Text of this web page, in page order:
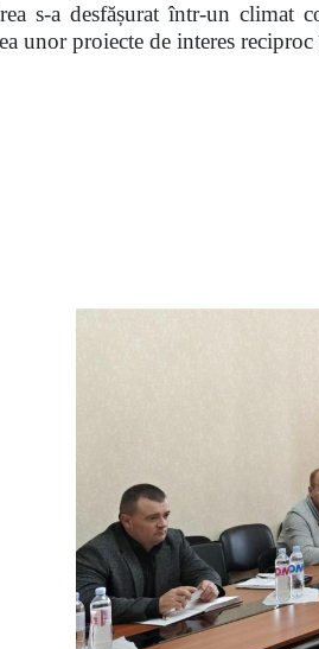
s-a desfășurat într-un climat
unor proiecte de interes